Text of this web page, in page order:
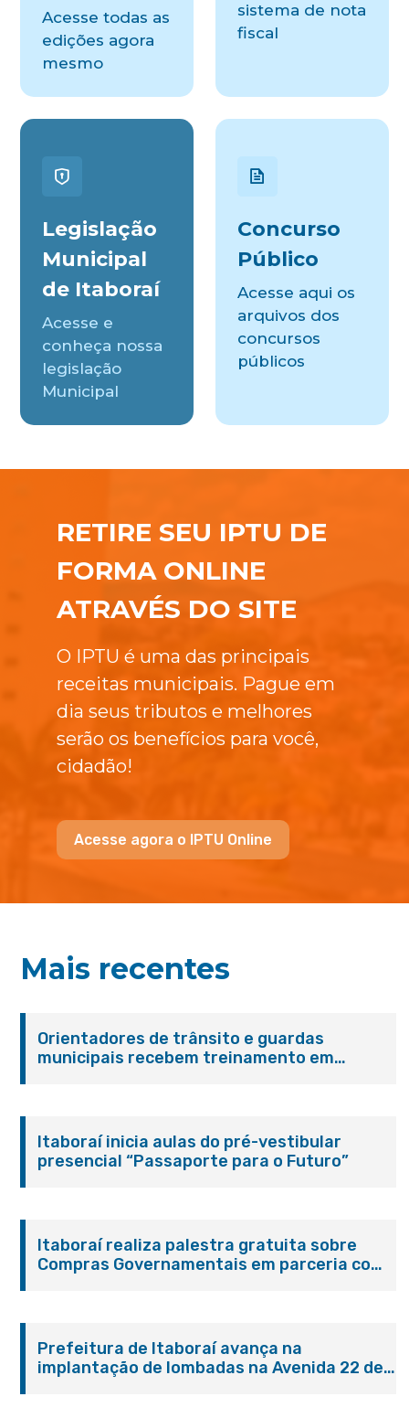
Acesse todas as
edições agora
mesmo
sistema de nota
fiscal
Legislação
Municipal
de Itaboraí
Acesse e
conheça nossa
legislação
Municipal
Concurso
Público
Acesse aqui os
arquivos dos
concursos
públicos
RETIRE SEU IPTU DE
FORMA ONLINE
ATRAVÉS DO SITE
O IPTU é uma das principais
receitas municipais. Pague em
dia seus tributos e melhores
serão os benefícios para você,
cidadão!
Acesse agora o IPTU Online
Mais recentes
Orientadores de trânsito e guardas
municipais recebem treinamento em
Itaboraí inicia aulas do pré-vestibular
presencial “Passaporte para o Futuro”
Itaboraí realiza palestra gratuita sobre
Compras Governamentais em parceria com
Prefeitura de Itaboraí avança na
implantação de lombadas na Avenida 22 de